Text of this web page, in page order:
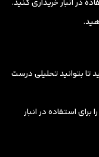
در انبار خریداری کنید.
تا بتوانید تحلیلی درست
استفاده در انبار